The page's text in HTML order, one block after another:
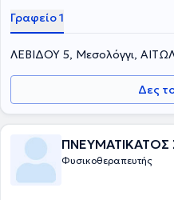
Γραφείο 1
ΛΕΒΙΔΟΥ 5, Μεσολόγγι,
Δες
Φυσικοθεραπευτής